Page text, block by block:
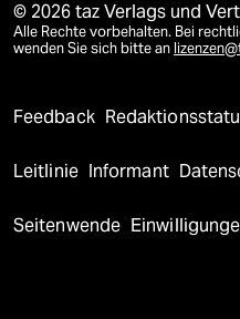
© 2026 taz Verlags und
Alle Rechte vorbehalten. Bei
wenden Sie sich bitte an
Feedback
Leitlinie Informant
Seitenwende